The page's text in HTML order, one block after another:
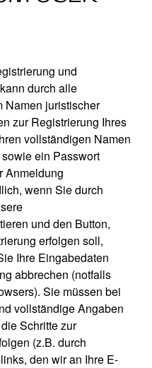
und
durch alle
Namen juristischer
zur Registrierung Ihres
vollständigen Namen
ein Passwort
Anmeldung
wenn Sie durch
und den Button,
erfolgen soll,
Ihre Eingabedaten
abbrechen (notfalls
Sie müssen bei
vollständige Angaben
Schritte zur
(z.B. durch
den wir an Ihre E-